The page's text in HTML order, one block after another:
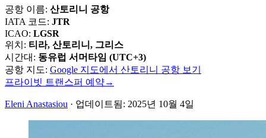
공항 이름: 산토리니 공항
IATA 코드: JTR
ICAO: LGSR
위치 : 티라, 산토리니, 그리스
시간대 : 동유럽 서머타임 (UTC+3)
공항 지도: Google 지도에서 산토리니 공항 보기
프라이빗 트랜스퍼 예약→
Eleni Anastasiou · 업데이트됨: 2025년 10월 4일